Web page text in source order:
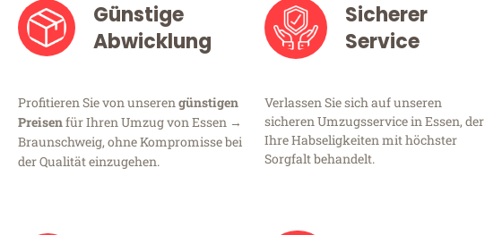
Günstige
Abwicklung
Profitieren Sie von unserengünstigen
Preisenfür Ihren Umzug von Essen →
Braunschweig, ohne Kompromisse bei
der Qualität einzugehen.
Sicherer
Service
Verlassen Sie sich auf unseren
sicheren Umzugsservice in Essen, der
Ihre Habseligkeiten mit höchster
Sorgfalt behandelt.